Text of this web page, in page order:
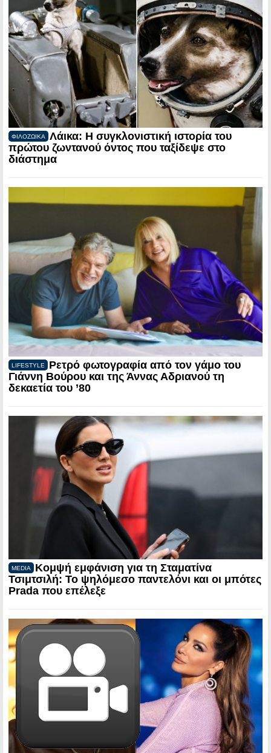
ΦΙΛΟΖΩΙΚΑ
Λάικα: Η συγκλονιστική ιστορία του
πρώτου ζωντανού όντος που ταξίδεψε στο
διάστημα
LIFESTYLE
Ρετρό φωτογραφία από τον γάμο του
Γιάννη Βούρου και της Άννας Αδριανού τη
δεκαετία του ’80
MEDIA
Κομψή εμφάνιση για τη Σταματίνα
Τσιμτσιλή: Το ψηλόμεσο παντελόνι και οι μπότες
Prada που επέλεξε